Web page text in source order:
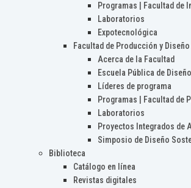
Programas | Facultad de
Laboratorios
Expotecnológica
Facultad de Producción y Diseño
Acerca de la Facultad
Escuela Pública de Diseño
Líderes de programa
Programas | Facultad de
Laboratorios
Proyectos Integrados de
Simposio de Diseño
Biblioteca
Catálogo en línea
Revistas digitales